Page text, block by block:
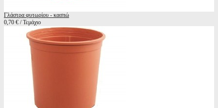
Γλάστρα φυτωρίου - κασπώ
0,70 € / Τεμάχιο